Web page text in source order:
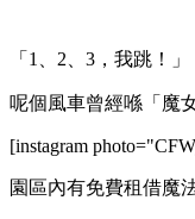
「1、2、3，我跳！」
呢個風車曾經喺「魔
[instagram
園區內有免費租借魔